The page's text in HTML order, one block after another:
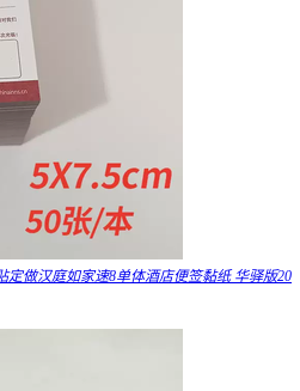
做汉庭如家速8单体酒店便签黏纸 华驿版20